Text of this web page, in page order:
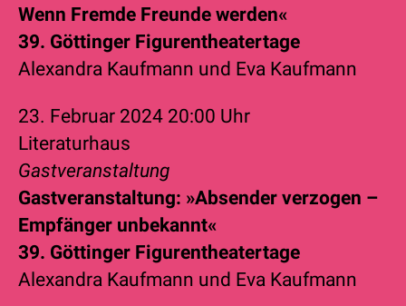
Wenn Fremde Freunde werden«
39. Göttinger Figurentheatertage
Alexandra Kaufmann und Eva Kaufmann
23. Februar 2024 20:00 Uhr
Literaturhaus
Gastveranstaltung
Gastveranstaltung: »Absender verzogen –
Empfänger unbekannt«
39. Göttinger Figurentheatertage
Alexandra Kaufmann und Eva Kaufmann